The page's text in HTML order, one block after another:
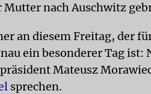
nach Auschwitz
an diesem Freitag, der
ein besonderer Tag ist:
Mateusz
sprechen.